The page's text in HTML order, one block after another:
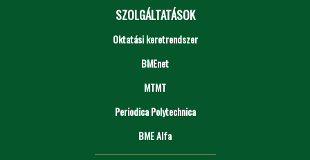
SZOLGÁLTATÁSOK
Oktatási keretrendszer
BMEnet
MTMT
Periodica Polytechnica
BME Alfa